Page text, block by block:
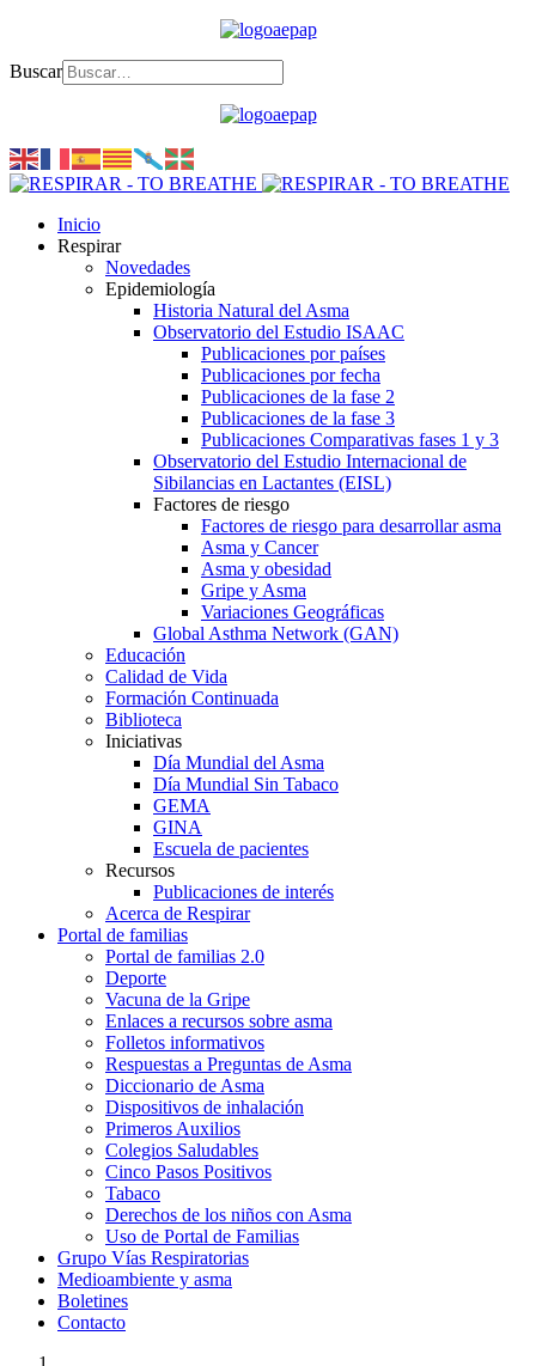
Buscar
Inicio
Respirar
Novedades
Epidemiología
Historia Natural del Asma
Observatorio del Estudio ISAAC
Publicaciones por países
Publicaciones por fecha
Publicaciones de la fase 2
Publicaciones de la fase 3
Publicaciones Comparativas fases 1 y 3
Observatorio del Estudio Internacional de
Sibilancias en Lactantes (EISL)
Factores de riesgo
Factores de riesgo para desarrollar asma
Asma y Cancer
Asma y obesidad
Gripe y Asma
Variaciones Geográficas
Global Asthma Network (GAN)
Educación
Calidad de Vida
Formación Continuada
Biblioteca
Iniciativas
Día Mundial del Asma
Día Mundial Sin Tabaco
GEMA
GINA
Escuela de pacientes
Recursos
Publicaciones de interés
Acerca de Respirar
Portal de familias
Portal de familias 2.0
Deporte
Vacuna de la Gripe
Enlaces a recursos sobre asma
Folletos informativos
Respuestas a Preguntas de Asma
Diccionario de Asma
Dispositivos de inhalación
Primeros Auxilios
Colegios Saludables
Cinco Pasos Positivos
Tabaco
Derechos de los niños con Asma
Uso de Portal de Familias
Grupo Vías Respiratorias
Medioambiente y asma
Boletines
Contacto